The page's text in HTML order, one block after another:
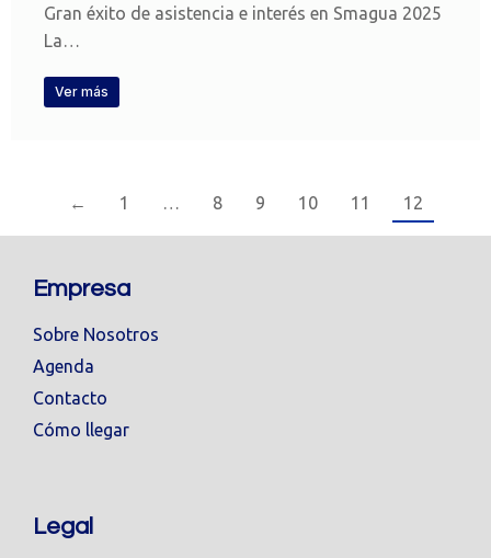
Gran éxito de asistencia e interés en Smagua 2025
La…
Ver más
← 1 … 8 9 10 11 12
Empresa
Sobre Nosotros
Agenda
Contacto
Cómo llegar
Legal